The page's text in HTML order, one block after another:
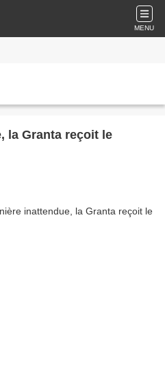
MENU
la Granta reçoit le